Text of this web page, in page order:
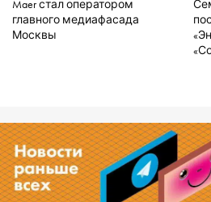
Maer стал оператором
главного медиафасада
Москвы